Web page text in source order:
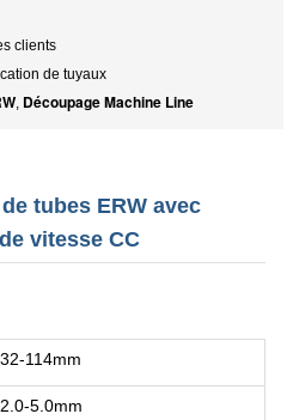
clients
de tuyaux
, Découpage Machine Line
tubes ERW avec
vitesse CC
32-114mm
2.0-5.0mm